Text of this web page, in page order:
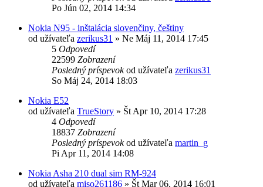
Po Jún 02, 2014 14:34
Nokia N95 - inštalácia slovenčiny, češtiny
od užívateľa zerikus31 » Ne Máj 11, 2014 17:45
5 Odpovedí
22599 Zobrazení
Posledný príspevokod užívateľa zerikus31
So Máj 24, 2014 18:03
Nokia E52
od užívateľa TrueStory » Št Apr 10, 2014 17:28
4 Odpovedí
18837 Zobrazení
Posledný príspevokod užívateľa martin_g
Pi Apr 11, 2014 14:08
Nokia Asha 210 dual sim RM-924
od užívateľa miso261186 » Št Mar 06, 2014 16:01